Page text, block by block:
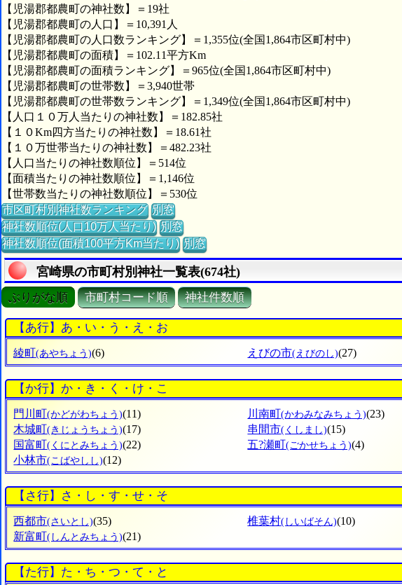
【児湯郡都農町の神社数】＝19社
【児湯郡都農町の人口】＝10,391人
【児湯郡都農町の人口数ランキング】＝1,355位(全国1,864市区町村中)
【児湯郡都農町の面積】＝102.11平方Km
【児湯郡都農町の面積ランキング】＝965位(全国1,864市区町村中)
【児湯郡都農町の世帯数】＝3,940世帯
【児湯郡都農町の世帯数ランキング】＝1,349位(全国1,864市区町村中)
【人口１０万人当たりの神社数】＝182.85社
【１０Km四方当たりの神社数】＝18.61社
【１０万世帯当たりの神社数】＝482.23社
【人口当たりの神社数順位】＝514位
【面積当たりの神社数順位】＝1,146位
【世帯数当たりの神社数順位】＝530位
市区町村別神社数ランキング 別窓
神社数順位(人口10万人当たり) 別窓
神社数順位(面積100平方Km当たり) 別窓
宮崎県の市町村別神社一覧表(674社)
ぶりがな順 市町村コード順 神社件数順
【あ行】あ・い・う・え・お
綾町(あやちょう)(6) えびの市(えびのし)(27)
【か行】か・き・く・け・こ
門川町(かどがわちょう)(11) 川南町(かわみなみちょう)(23)
木城町(きじょうちょう)(17) 串間市(くしまし)(15)
国富町(くにとみちょう)(22) 五?瀬町(ごかせちょう)(4)
小林市(こばやしし)(12)
【さ行】さ・し・す・せ・そ
西都市(さいとし)(35) 椎葉村(しいばそん)(10)
新富町(しんとみちょう)(21)
【た行】た・ち・つ・て・と